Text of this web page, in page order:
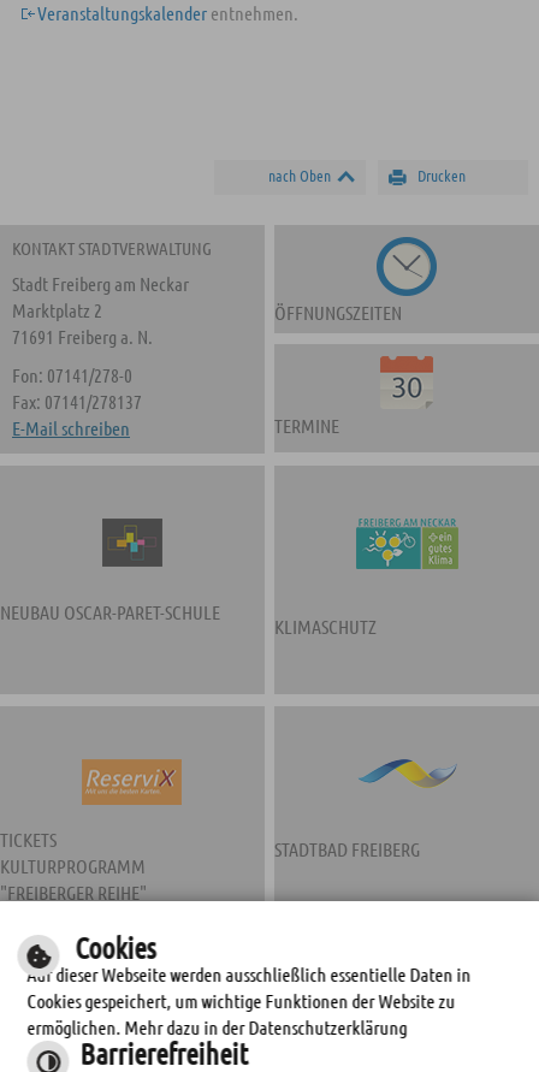
Veranstaltungskalenderentnehmen.
Drucken
nach Oben
KONTAKT STADTVERWALTUNG
Stadt Freiberg am Neckar
Marktplatz 2
71691 Freiberg a. N.
Fon: 07141/278-0
Fax: 07141/278137
E-Mail schreiben
ÖFFNUNGSZEITEN
TERMINE
NEUBAU OSCAR-PARET-SCHULE
KLIMASCHUTZ
TICKETS
KULTURPROGRAMM
"FREIBERGER REIHE"
STADTBAD FREIBERG
Cookies
Auf dieser Webseite werden ausschließlich essentielle Daten in
Cookies gespeichert, um wichtige Funktionen der Website zu
ermöglichen. Mehr dazu in der Datenschutzerklärung
Barrierefreiheit